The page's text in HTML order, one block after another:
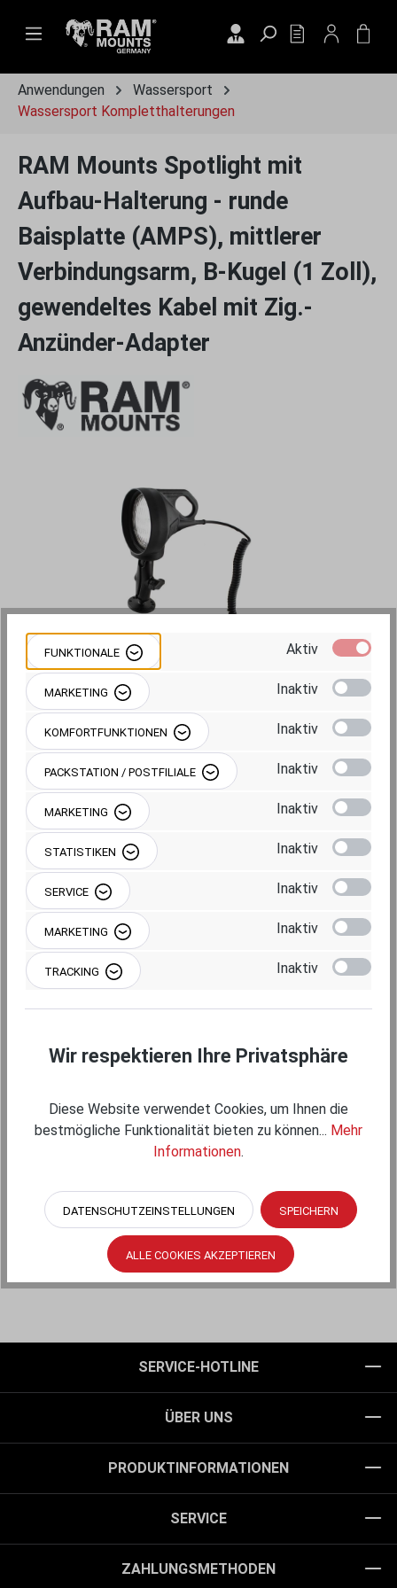
Zum Hauptinhalt springen
DU HAST 0
Anwendungen
Wassersport
Wassersport Kompletthalterungen
RAM Mounts Spotlight mit
Aufbau-Halterung - runde
Baisplatte (AMPS), mittlerer
Verbindungsarm, B-Kugel (1 Zoll),
gewendeltes Kabel mit Zig.-
Anzünder-Adapter
272,95 €
Preise inkl. MwSt. zzgl. Versandkosten
Artikel nicht verfügbar – Lieferzeit ca. 7
Wochen.
Produkt Anzahl: Gib den gewünschten
SERVICE-HOTLINE
ÜBER UNS
PRODUKTINFORMATIONEN
SERVICE
ZAHLUNGSMETHODEN
FUNKTIONALE Aktiv
MARKETING Inaktiv
KOMFORTFUNKTIONEN Inaktiv
PACKSTATION / POSTFILIALE Inaktiv
MARKETING Inaktiv
STATISTIKEN Inaktiv
SERVICE Inaktiv
MARKETING Inaktiv
TRACKING Inaktiv
Wir respektieren Ihre Privatsphäre
Diese Website verwendet Cookies, um Ihnen die
bestmögliche Funktionalität bieten zu können... Mehr
Informationen.
DATENSCHUTZEINSTELLUNGEN SPEICHERN
ALLE COOKIES AKZEPTIEREN